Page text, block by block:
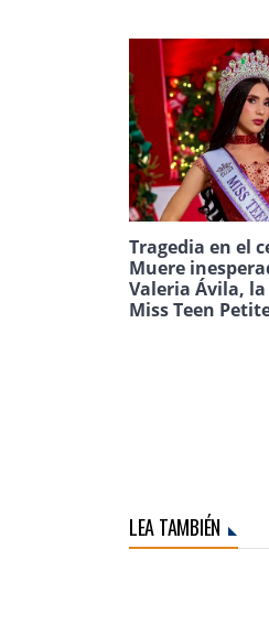
Tragedia en el
Muere
Valeria Ávila,
Miss Teen
LEA TAMBIÉN